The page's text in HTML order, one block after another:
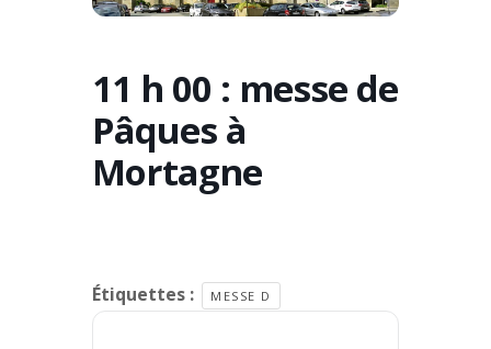
11 h 00 : messe de
Pâques à
Mortagne
Étiquettes : MESSE D